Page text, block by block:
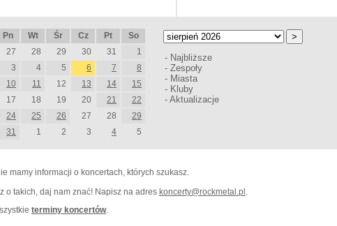
Pn Wt Śr Cz Pt
So
27 28 29 30 31
1
3 4 5 6 7
8
10 11 12 13 14
15
17 18 19 20 21
22
24 25 26 27 28
29
31 1 2 3 4 5
- Najbliższe
- Zespoły
- Miasta
- Kluby
- Aktualizacje
mamy informacji o koncertach, których szukasz.
o takich, daj nam znać! Napisz na adres koncerty@rockmetal.pl .
terminy koncertów.